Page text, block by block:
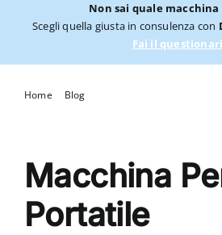
Macchine per Cucire
Ricamatrici
Taglia cuci
Accessori
Non sai quale macchina
Scegli quella giusta in consulenza con
Fai il
Home Blog
Macchina
Portatile